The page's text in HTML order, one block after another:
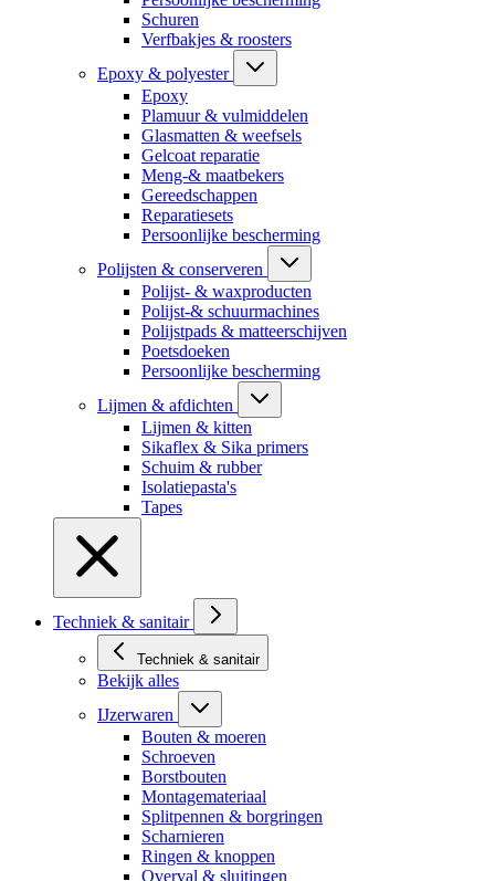
Schuren
Verfbakjes & roosters
Epoxy & polyester
Epoxy
Plamuur & vulmiddelen
Glasmatten & weefsels
Gelcoat reparatie
Meng-& maatbekers
Gereedschappen
Reparatiesets
Persoonlijke bescherming
Polijsten & conserveren
Polijst- & waxproducten
Polijst-& schuurmachines
Polijstpads & matteerschijven
Poetsdoeken
Persoonlijke bescherming
Lijmen & afdichten
Lijmen & kitten
Sikaflex & Sika primers
Schuim & rubber
Isolatiepasta's
Tapes
Techniek & sanitair
Techniek & sanitair
Bekijk alles
IJzerwaren
Bouten & moeren
Schroeven
Borstbouten
Montagemateriaal
Splitpennen & borgringen
Scharnieren
Ringen & knoppen
Overval & sluitingen